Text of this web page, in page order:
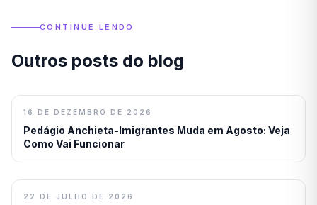
CONTINUE LENDO
Outros posts do blog
16 DE DEZEMBRO DE 2026
Pedágio Anchieta-Imigrantes Muda em Agosto: Veja
Como Vai Funcionar
22 DE JULHO DE 2026